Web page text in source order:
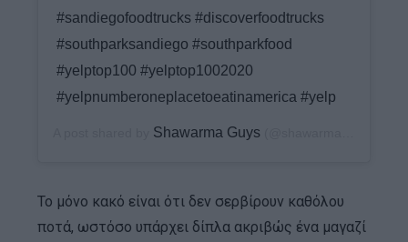
#sandiegofoodtrucks #discoverfoodtrucks
#southparksandiego #southparkfood
#yelptop100 #yelptop1002020
#yelpnumberoneplacetoeatinamerica #yelp
Shawarma Guys(@shawarmaguys_) on
Το μόνο κακό είναι ότι δεν σερβίρουν καθόλου
ποτά, ωστόσο υπάρχει δίπλα ακριβώς ένα μαγαζί